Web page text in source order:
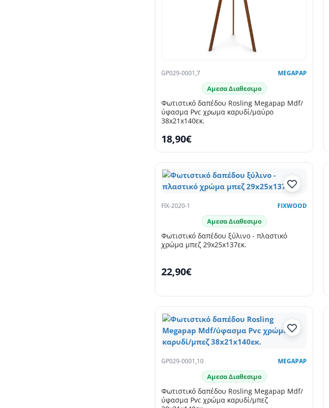
GP029-0001,7 MEGAPAP
Αμεσα Διαθεσιμο
Φωτιστικό δαπέδου Rosling Megapap Mdf/
ύφασμα Pvc χρωμα καρυδί/μαύρο
38x21x140εκ.
18,90€
FIX-2020-1 FIXWOOD
Αμεσα Διαθεσιμο
Φωτιστικό δαπέδου ξύλινο - πλαστικό
χρώμα μπεζ 29x25x137εκ.
22,90€
GP029-0001,10 MEGAPAP
Αμεσα Διαθεσιμο
Φωτιστικό δαπέδου Rosling Megapap Mdf/
ύφασμα Pvc χρώμα καρυδί/μπεζ